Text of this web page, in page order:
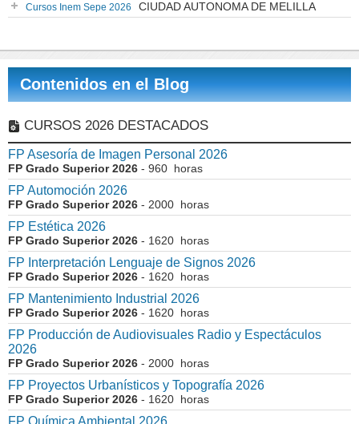
Cursos Inem Sepe 2026 CIUDAD AUTONOMA DE MELILLA
Contenidos en el Blog
CURSOS 2026 DESTACADOS
FP Asesoría de Imagen Personal 2026
FP Grado Superior 2026 - 960 horas
FP Automoción 2026
FP Grado Superior 2026 - 2000 horas
FP Estética 2026
FP Grado Superior 2026 - 1620 horas
FP Interpretación Lenguaje de Signos 2026
FP Grado Superior 2026 - 1620 horas
FP Mantenimiento Industrial 2026
FP Grado Superior 2026 - 1620 horas
FP Producción de Audiovisuales Radio y Espectáculos
2026
FP Grado Superior 2026 - 2000 horas
FP Proyectos Urbanísticos y Topografía 2026
FP Grado Superior 2026 - 1620 horas
FP Química Ambiental 2026